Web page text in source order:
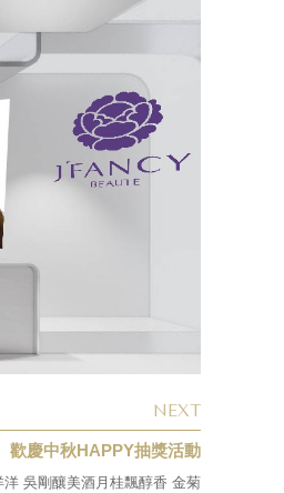
NEXT
歡慶中秋HAPPY抽獎活動
吳剛釀美酒月桂飄醇香 金菊